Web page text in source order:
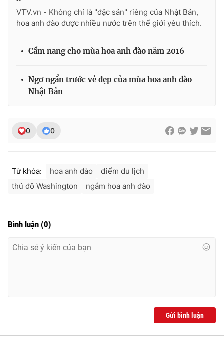
THỜI BÁO VTV
Theo dõi báo trên
Cơ quan chủ quản:
Phó Tổng Biên tập: Nguyễn Thị Mỹ Hạnh, Phạm Quốc Thắng,
Ðiện thoại Thời báo VTV:
Email:
toasoan@vtv.vn
VTV.vn - Không chỉ là "đặc sản" riêng của Nhật Bản,
hoa anh đào được nhiều nước trên thế giới yêu thích.
Cẩm nang cho mùa hoa anh đào năm 2016
Ngơ ngẩn trước vẻ đẹp của mùa hoa anh đào
Nhật Bản
0 0
Từ khóa: hoa anh đào
điểm du lịch
thủ đô Washington
ngắm hoa anh đào
Bình luận (0)
Gửi bình luận